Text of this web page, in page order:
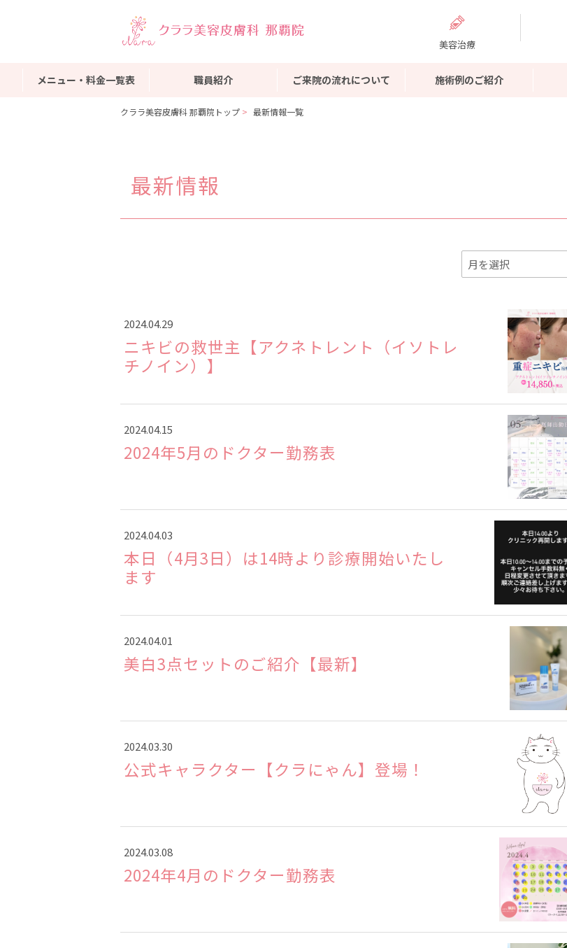
美容治療
メニュー・料金一覧表 職員紹介 ご来院の流れについて 施術例のご紹介
クララ美容皮膚科 那覇院トップ 最新情報一覧
最新情報
2024.04.29
ニキビの救世主【アクネトレント（イソトレ
チノイン）】
2024.04.15
2024年5月のドクター勤務表
2024.04.03
本日（4月3日）は14時より診療開始いたし
ます
2024.04.01
美白3点セットのご紹介【最新】
2024.03.30
公式キャラクター【クラにゃん】登場！
2024.03.08
2024年4月のドクター勤務表